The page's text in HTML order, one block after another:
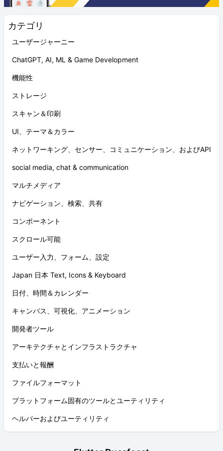
カテゴリ
ユーザージャーニー
ChatGPT, AI, ML & Game Development
機能性
ストレージ
スキャン＆印刷
UI、テーマ＆カラー
ネットワーキング、センサー、コミュニケーション、およびAPI
social media, chat & communication
マルチメディア
ナビゲーション、検索、共有
コンポーネント
スクロール可能
ユーザー入力、フォーム、設定
Japan 日本 Text, Icons & Keyboard
日付、時間＆カレンダー
キャンバス、可視化、アニメーション
開発者ツール
アーキテクチャとインフラストラクチャ
支払いと報酬
ファイルフォーマット
プラットフォーム固有のツールとユーティリティ
ヘルパーおよびユーティリティ